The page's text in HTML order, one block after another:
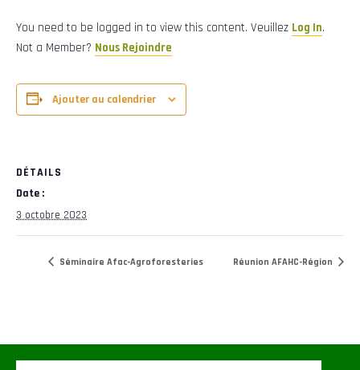
You need to be logged in to view this content. Veuillez Log In.
Not a Member? Nous Rejoindre
Ajouter au calendrier
DÉTAILS
Date :
3 octobre 2023
Séminaire Afac-Agroforesteries Réunion AFAHC-Région